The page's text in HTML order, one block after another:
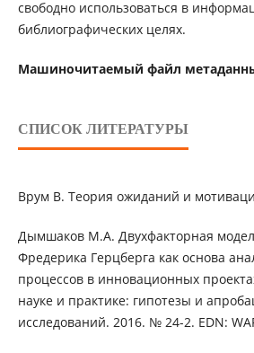
свободно использоваться в
библиографических целях.
Машиночитаемый файл
СПИСОК ЛИТЕРАТУРЫ
Врум В. Теория ожиданий и
Дымшаков М.А. Двухфакторная
Фредерика Герцберга как основа
процессов в инновационных
науке и практике: гипотезы и
исследований. 2016. № 24-2. EDN: